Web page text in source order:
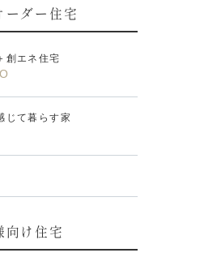
ーダー住宅
創エネ住宅
じて暮らす家
向け住宅